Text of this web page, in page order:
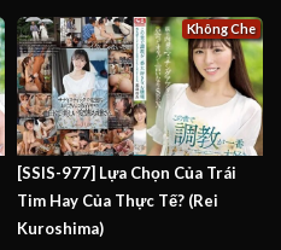
[SSIS-977] Lựa Chọn Của Trái
Tim Hay Của Thực Tế? (Rei
Kuroshima)
Không Che